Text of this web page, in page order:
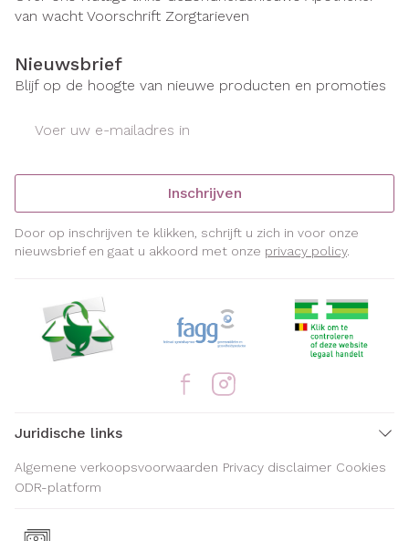
van wacht Voorschrift Zorgtarieven
Nieuwsbrief
Blijf op de hoogte van nieuwe producten en promoties
Inschrijven
Door op inschrijven te klikken, schrijft u zich in voor onze
nieuwsbrief en gaat u akkoord met onze privacy policy.
Juridische links
Algemene verkoopsvoorwaarden Privacy disclaimer Cookies
ODR-platform